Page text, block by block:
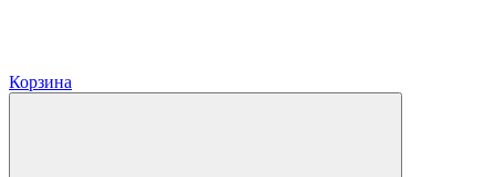
Корзина